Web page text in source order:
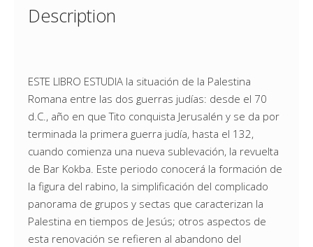
Description
ESTE LIBRO ESTUDIA la situación de la Palestina
Romana entre las dos guerras judías: desde el 70
d.C., año en que Tito conquista Jerusalén y se da por
terminada la primera guerra judía, hasta el 132,
cuando comienza una nueva sublevación, la revuelta
de Bar Kokba. Este periodo conocerá la formación de
la figura del rabino, la simplificación del complicado
panorama de grupos y sectas que caracterizan la
Palestina en tiempos de Jesús; otros aspectos de
esta renovación se refieren al abandono del